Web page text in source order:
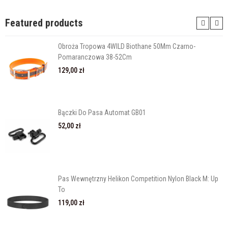
Featured products
Obroża Tropowa 4WILD Biothane 50Mm Czarno-
Pomaranczowa 38-52Cm
129,00 zł
Bączki Do Pasa Automat GB01
52,00 zł
Pas Wewnętrzny Helikon Competition Nylon Black M: Up
To
119,00 zł